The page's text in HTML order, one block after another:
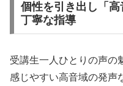
個性を引き出し「
丁寧な指導
受講生一人ひとりの声の
感じやすい高音域の発声